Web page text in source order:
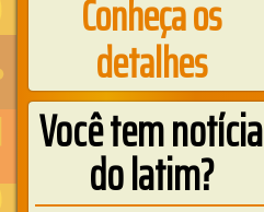
Conheça os
detalhes
Você tem notícia
do latim?